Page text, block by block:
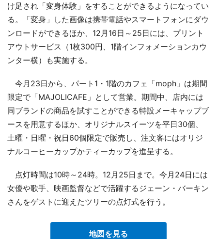
け足され「変身体験」をすることができるようになってい
る。「変身」した画像は携帯電話やスマートフォンにダウ
ンロードができるほか、12月16日～25日には、プリント
アウトサービス（1枚300円、1階インフォメーションカウ
ンター横）も実施する。
今月23日から、パート1・1階のカフェ「moph」は期間
限定で「MAJOLICAFE」として営業。期間中、店内には
同ブランドの商品を試すことができる特設メーキャップブ
ースを用意するほか、オリジナルスイーツを平日30個、
土曜・日曜・祝日60個限定で販売し、注文客にはオリジ
ナルコーヒーカップかティーカップを進呈する。
点灯時間は10時～24時。12月25日まで。今月24日には
女優や歌手、映画監督などで活躍するジェーン・バーキン
さんをゲストに迎えたツリーの点灯式を行う。
地図を見る